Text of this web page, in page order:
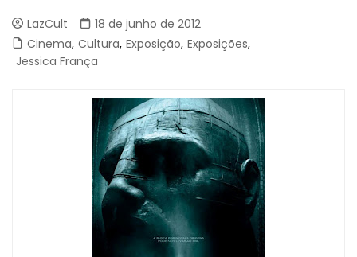
LazCult
18 de junho de 2012
Cinema, Cultura, Exposição, Exposições,
Jessica França